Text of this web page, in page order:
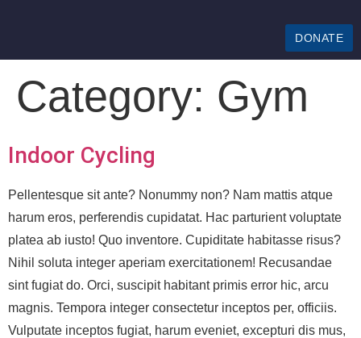
DONATE
Category: Gym
Indoor Cycling
Pellentesque sit ante? Nonummy non? Nam mattis atque
harum eros, perferendis cupidatat. Hac parturient voluptate
platea ab iusto! Quo inventore. Cupiditate habitasse risus?
Nihil soluta integer aperiam exercitationem! Recusandae
sint fugiat do. Orci, suscipit habitant primis error hic, arcu
magnis. Tempora integer consectetur inceptos per, officiis.
Vulputate inceptos fugiat, harum eveniet, excepturi dis mus,